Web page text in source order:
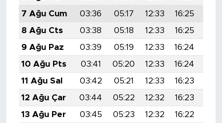
7 Ağu Cum
03:36 05:17 12:33 16:25
8 Ağu Cts
03:38 05:18 12:33 16:25
9 Ağu Paz
03:39 05:19 12:33 16:24
10 Ağu Pts
03:41 05:20 12:33 16:24
11 Ağu Sal
03:42 05:21 12:33 16:23
12 Ağu Çar
03:44 05:22 12:32 16:23
13 Ağu Per
03:45 05:23 12:32 16:22